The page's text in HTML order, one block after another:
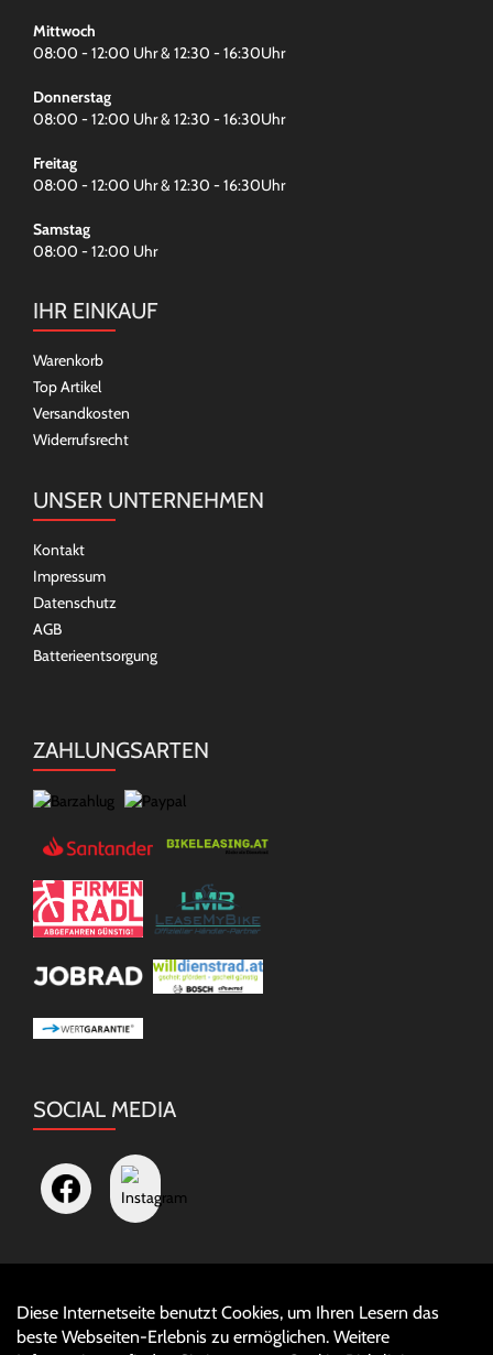
Mittwoch
08:00 - 12:00 Uhr & 12:30 - 16:30Uhr
Donnerstag
08:00 - 12:00 Uhr & 12:30 - 16:30Uhr
Freitag
08:00 - 12:00 Uhr & 12:30 - 16:30Uhr
Samstag
08:00 - 12:00 Uhr
IHR EINKAUF
Warenkorb
Top Artikel
Versandkosten
Widerrufsrecht
UNSER UNTERNEHMEN
Kontakt
Impressum
Datenschutz
AGB
Batterieentsorgung
ZAHLUNGSARTEN
SOCIAL MEDIA
Diese Internetseite benutzt Cookies, um Ihren Lesern das
beste Webseiten-Erlebnis zu ermöglichen. Weitere
Auftrag widerrufen